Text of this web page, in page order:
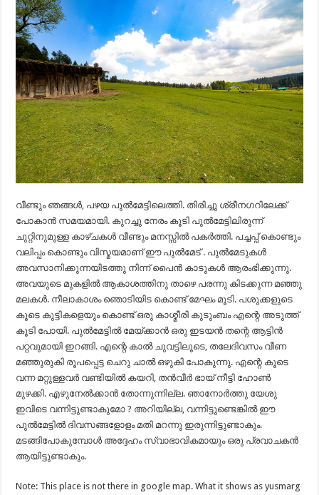
വീണ്ടും ഞങ്ങൾ, പഴയ പുൽമേട്ടിലെത്തി. തിരിച്ചു ശ്രീനഗറിലേക്ക്
പോകാൻ സമയമായി. കുറച്ചു നേരം കൂടി പുൽമേട്ടിലിരുന്ന്
ചുറ്റിനുമുള്ള കാഴ്ചകൾ വീണ്ടും മനസ്സിൽ പകർത്തി. പച്ചപ്പ്‌ കൊണ്ടും
വലിപ്പം കൊണ്ടും വിസ്മയമാണ് ഈ പുൽമേട് . പുൽമേടുകൾ
അവസാനിക്കുന്നയിടത്തു നിന്ന് പൈൻ കാടുകൾ ആരംഭിക്കുന്നു.
അവയുടെ മുകളിൽ ആകാശത്തിനു താഴെ പരന്നു കിടക്കുന്ന മഞ്ഞു
മലകൾ. നീലാകാശം ഞൊടിയിട കൊണ്ട് മേഘം മൂടി. പശുക്കളുടെ
കൂടെ കുട്ടികളെയും കൊണ്ട് ഒരു കാശ്മീരി കുടുംബം എന്റെ അടുത്ത്
കൂടി പോയി. പുൽമേട്ടിൽ മേയ്ക്കാൻ ഒരു ഇടയൻ തന്റെ ആട്ടിൻ
പറ്റവുമായി ഇറങ്ങി. എന്റെ കാൽ ചുവട്ടിലൂടെ, തലേദിവസം വീണ
മഞ്ഞുരുകി രൂപപ്പെട്ട ചെറു ചാൽ ഒഴുകി പോകുന്നു. എന്റെ കൂടെ
വന്ന മറ്റുള്ളവർ വണ്ടിയിൽ കയറി, തൻവീർ ഭായ് നീട്ടി ഹോൺ
മുഴക്കി. എഴുനേൽക്കാൻ തോന്നുന്നില്ല. ഞാനോർത്തു യേശു
ഇവിടെ വന്നിട്ടുണ്ടാകുമോ ? അറിയില്ല, വന്നിട്ടുണ്ടെങ്കിൽ ഈ
പുൽമേട്ടിൽ ദിവസങ്ങളോളം മതി മറന്നു ഇരുന്നിട്ടുണ്ടാകും.
മടങ്ങിപോകുമ്പോൾ അദ്ദേഹം സ്വാഭാവികമായും ഒരു പ്രവാചകൻ
ആയിട്ടുണ്ടാകും.
Note: This place is not there in google map. What it shows as yusmarg